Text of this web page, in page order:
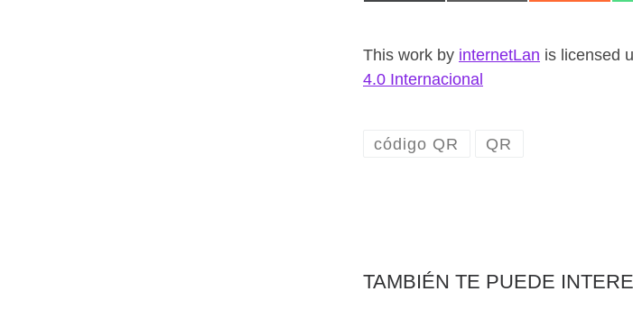
This work by internetLan is licensed
4.0 Internacional
código QR QR
TAMBIÉN TE PUEDE